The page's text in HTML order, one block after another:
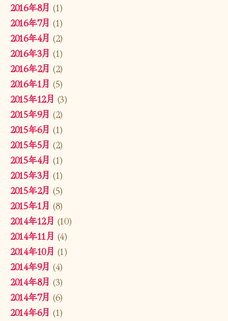
2016年8月 (1)
2016年7月 (1)
2016年4月 (2)
2016年3月 (1)
2016年2月 (2)
2016年1月 (5)
2015年12月 (3)
2015年9月 (2)
2015年6月 (1)
2015年5月 (2)
2015年4月 (1)
2015年3月 (1)
2015年2月 (5)
2015年1月 (8)
2014年12月 (10)
2014年11月 (4)
2014年10月 (1)
2014年9月 (4)
2014年8月 (3)
2014年7月 (6)
2014年6月 (1)